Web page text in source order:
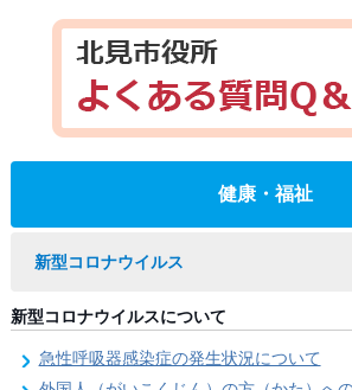
健康・福祉
新型コロナウイルス
新型コロナウイルスについて
急性呼吸器感染症の発生状況について